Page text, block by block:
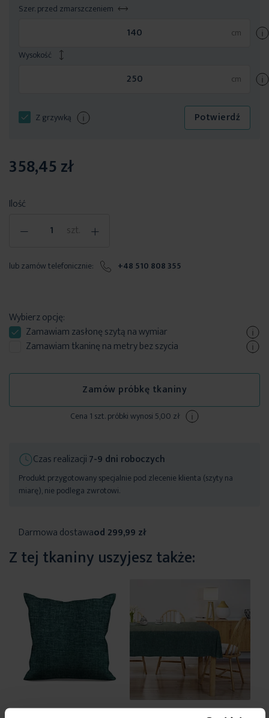
Szer. przed zmarszczeniem
Wysokość
Z grzywką Potwierdź
358,45 zł
Ilość
- szt. +
lub zamów telefonicznie: +48 510 808 355
Wybierz opcję:
Zamawiamzasłonę szytąna wymiar
Zamawiam tkaninę na metry bez szycia
Zamów próbkę tkaniny
Cena 1 szt. próbki wynosi 5,00 zł
Czas realizacji7-9 dni roboczych
Produkt przygotowany specjalnie pod zlecenie klienta (szyty na
miarę), nie podlega zwrotowi.
Darmowa dostawaod 299,99 zł
Z tej tkaniny uszyjesz także: